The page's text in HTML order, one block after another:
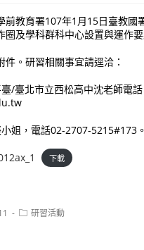
前教育署107年1月15日臺教
及學科群科中心設置與運作要
。研習相關事宜請逕洽：
/臺北市立西松高中沈老師電
姐，電話02-2707-5215#173。
下載
Post研習活動